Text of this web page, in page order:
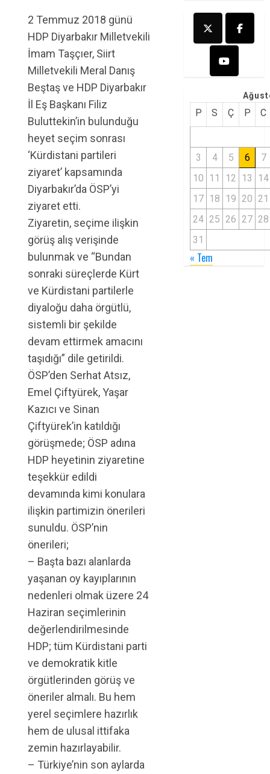
2 Temmuz 2018 günü
HDP Diyarbakır Milletvekili
İmam Taşçıer, Siirt
Milletvekili Meral Danış
Beştaş ve HDP Diyarbakır
İl Eş Başkanı Filiz
Buluttekin’in bulunduğu
heyet seçim sonrası
‘Kürdistani partileri
ziyaret’ kapsamında
Diyarbakır’da ÖSP’yi
ziyaret etti.
Ziyaretin, seçime ilişkin
görüş alış verişinde
bulunmak ve “Bundan
sonraki süreçlerde Kürt
ve Kürdistani partilerle
diyaloğu daha örgütlü,
sistemli bir şekilde
devam ettirmek amacını
taşıdığı” dile getirildi.
ÖSP’den Serhat Atsız,
Emel Çiftyürek, Yaşar
Kazıcı ve Sinan
Çiftyürek’in katıldığı
görüşmede; ÖSP adına
HDP heyetinin ziyaretine
teşekkür edildi
devamında kimi konulara
ilişkin partimizin önerileri
sunuldu. ÖSP’nin
önerileri;
– Başta bazı alanlarda
yaşanan oy kayıplarının
nedenleri olmak üzere 24
Haziran seçimlerinin
değerlendirilmesinde
HDP; tüm Kürdistani parti
ve demokratik kitle
örgütlerinden görüş ve
öneriler almalı. Bu hem
yerel seçimlere hazırlık
hem de ulusal ittifaka
zemin hazırlayabilir.
– Türkiye’nin son aylarda
P S Ç P C
3 4 5 6
7
10 11 12 13
14
17 18 19 20 21
24 25 26 27 28
31
« Tem